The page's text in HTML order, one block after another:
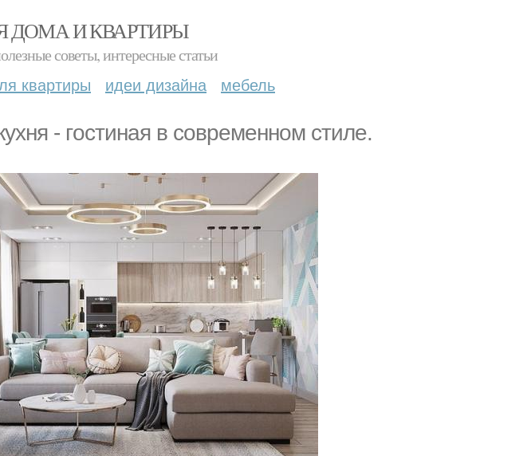
ДОМА И КВАРТИРЫ
советы, интересные статьи
квартиры идеи дизайна мебель
- гocтинaя в сoвременном cтиле.